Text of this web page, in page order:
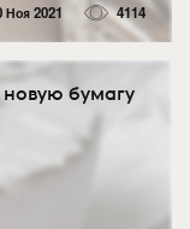
Ноя 2021 4114
бумагу